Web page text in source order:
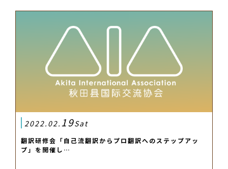
2022.02. 19Sat
翻訳研修会「自己流翻訳からプロ翻訳へのステップアッ
プ」を開催し…